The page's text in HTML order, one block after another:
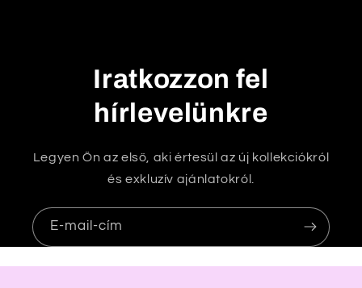
Iratkozzon fel
hírlevelünkre
Legyen Ön az első, aki értesül az új kollekciókról
és exkluzív ajánlatokról.
E-mail-cím